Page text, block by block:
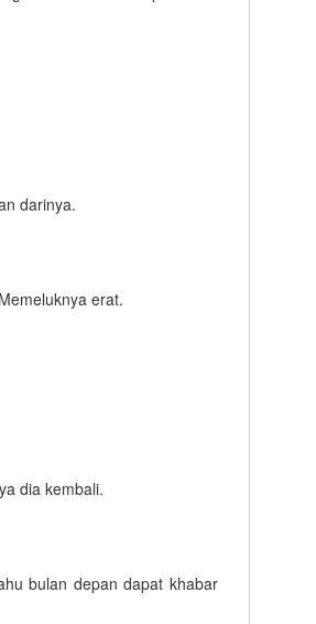
darinya.
erat.
dia kembali.
bulan depan dapat khabar